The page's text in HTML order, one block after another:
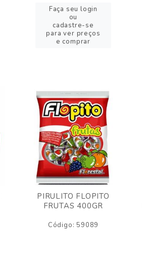
Faça seu login
ou
cadastre-se
para ver preços
e comprar
PIRULITO FLOPITO
FRUTAS 400GR
Código: 59089